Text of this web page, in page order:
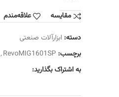
مقایسه
علاقه‌مندم
دسته: ابزارآلات صنعتی
برچسب: RevoMIG1601SP
,
به اشتراک بگذارید: